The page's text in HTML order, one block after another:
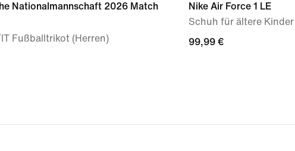
Nationalmannschaft 2026 Match
Fußballtrikot (Herren)
Nike Air Force 1 LE
Schuh für ältere Kinder
99,99 €
99,99 €